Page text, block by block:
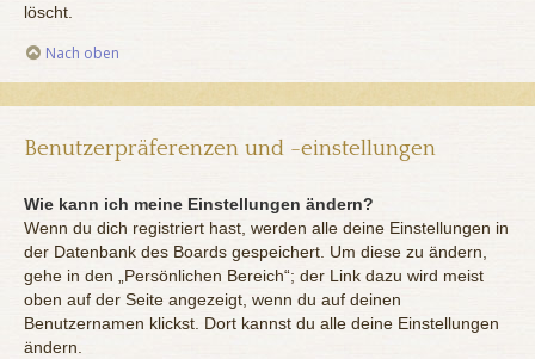
löscht.
Nach oben
Benutzerpräferenzen und -einstellungen
Wie kann ich meine Einstellungen ändern?
Wenn du dich registriert hast, werden alle deine Einstellungen in
der Datenbank des Boards gespeichert. Um diese zu ändern,
gehe in den „Persönlichen Bereich“; der Link dazu wird meist
oben auf der Seite angezeigt, wenn du auf deinen
Benutzernamen klickst. Dort kannst du alle deine Einstellungen
ändern.